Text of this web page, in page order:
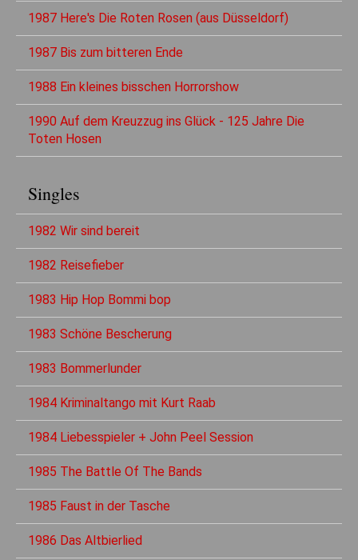
1987 Here's Die Roten Rosen (aus Düsseldorf)
1987 Bis zum bitteren Ende
1988 Ein kleines bisschen Horrorshow
1990 Auf dem Kreuzzug ins Glück - 125 Jahre Die
Toten Hosen
Singles
1982 Wir sind bereit
1982 Reisefieber
1983 Hip Hop Bommi bop
1983 Schöne Bescherung
1983 Bommerlunder
1984 Kriminaltango mit Kurt Raab
1984 Liebesspieler + John Peel Session
1985 The Battle Of The Bands
1985 Faust in der Tasche
1986 Das Altbierlied